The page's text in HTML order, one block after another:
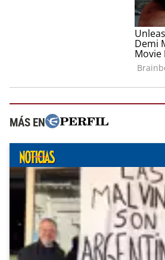
MÁS EN